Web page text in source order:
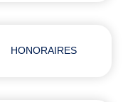
HONORAIRES